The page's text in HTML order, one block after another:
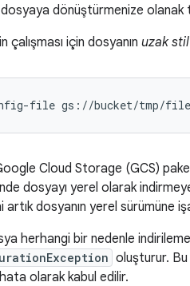
dönüştürmenize olanak
çalışması için dosyanın uzak
file
Cloud Storage (GCS)
dosyayı yerel olarak
artık dosyanın yerel sürümüne
herhangi bir nedenle
oluşturur. Bu
olarak kabul edilir.